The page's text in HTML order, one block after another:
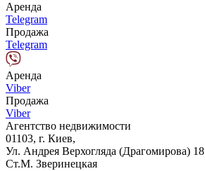
Аренда
Telegram
Продажа
Telegram
Аренда
Viber
Продажа
Viber
Агентство недвижимости
01103, г. Киев,
Ул. Андрея Верхогляда (Драгомирова) 18
Ст.М. Зверинецкая